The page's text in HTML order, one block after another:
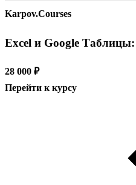
Karpov.Courses
Excel и Google
28 000 ₽
Перейти к курсу